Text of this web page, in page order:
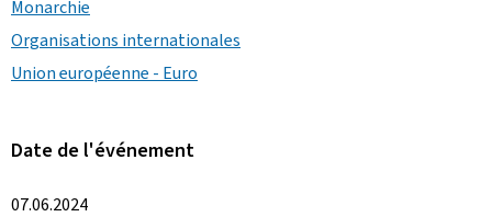
Monarchie
Organisations internationales
Union européenne - Euro
Date de l'événement
07.06.2024